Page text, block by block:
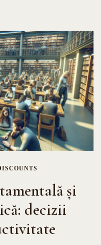
și
decizii